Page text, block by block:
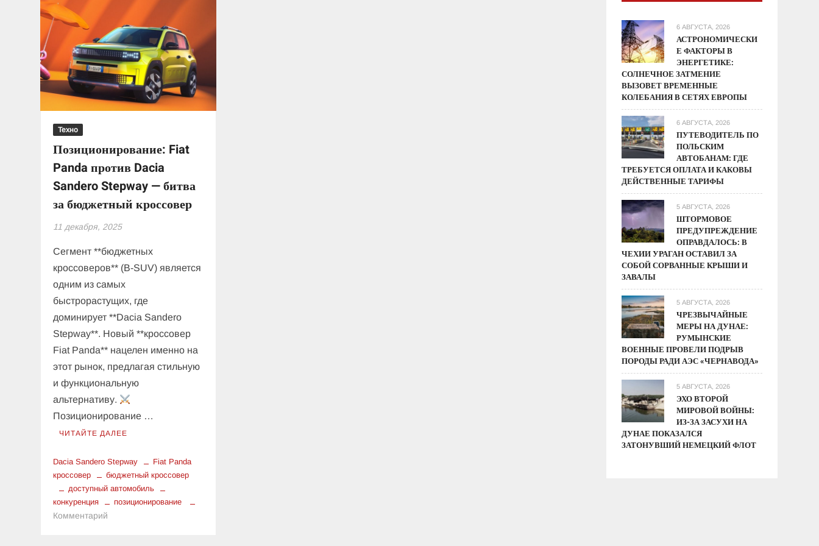
Техно
Позиционирование: Fiat
Panda против Dacia
Sandero Stepway — битва
за бюджетный кроссовер
11 декабря, 2025
Сегмент **бюджетных
кроссоверов** (B-SUV) является
одним из самых
быстрорастущих, где
доминирует **Dacia Sandero
Stepway**. Новый **кроссовер
Fiat Panda** нацелен именно на
этот рынок, предлагая стильную
и функциональную
альтернативу.
Позиционирование …
ЧИТАЙТЕ ДАЛЕЕ
Dacia Sandero Stepway
Fiat Panda
кроссовер
бюджетный кроссовер
доступный автомобиль
конкуренция
позиционирование
Комментарий
6 АВГУСТА, 2026
АСТРОНОМИЧЕСКИ
Е ФАКТОРЫ В
ЭНЕРГЕТИКЕ:
СОЛНЕЧНОЕ ЗАТМЕНИЕ
ВЫЗОВЕТ ВРЕМЕННЫЕ
КОЛЕБАНИЯ В СЕТЯХ ЕВРОПЫ
6 АВГУСТА, 2026
ПУТЕВОДИТЕЛЬ ПО
ПОЛЬСКИМ
АВТОБАНАМ: ГДЕ
ТРЕБУЕТСЯ ОПЛАТА И КАКОВЫ
ДЕЙСТВЕННЫЕ ТАРИФЫ
5 АВГУСТА, 2026
ШТОРМОВОЕ
ПРЕДУПРЕЖДЕНИЕ
ОПРАВДАЛОСЬ: В
ЧЕХИИ УРАГАН ОСТАВИЛ ЗА
СОБОЙ СОРВАННЫЕ КРЫШИ И
ЗАВАЛЫ
5 АВГУСТА, 2026
ЧРЕЗВЫЧАЙНЫЕ
МЕРЫ НА ДУНАЕ:
РУМЫНСКИЕ
ВОЕННЫЕ ПРОВЕЛИ ПОДРЫВ
ПОРОДЫ РАДИ АЭС «ЧЕРНАВОДА»
5 АВГУСТА, 2026
ЭХО ВТОРОЙ
МИРОВОЙ ВОЙНЫ:
ИЗ-ЗА ЗАСУХИ НА
ДУНАЕ ПОКАЗАЛСЯ
ЗАТОНУВШИЙ НЕМЕЦКИЙ ФЛОТ